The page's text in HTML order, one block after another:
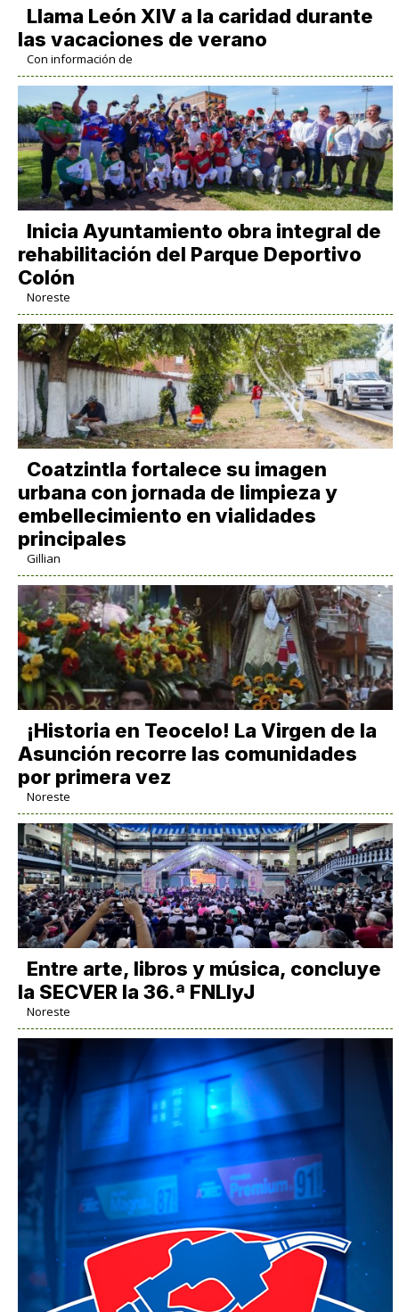
Llama León XIV a la caridad durante
las vacaciones de verano
Con información de
Inicia Ayuntamiento obra integral de
rehabilitación del Parque Deportivo
Colón
Noreste
Coatzintla fortalece su imagen
urbana con jornada de limpieza y
embellecimiento en vialidades
principales
Gillian
​¡Historia en Teocelo! La Virgen de la
Asunción recorre las comunidades
por primera vez
Noreste
Entre arte, libros y música, concluye
la SECVER la 36.ª FNLIyJ
Noreste